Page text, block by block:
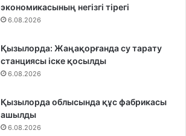
экономикасының негізгі тірегі
6.08.2026
Қызылорда: Жаңақорғанда су тарату
станциясы іске қосылды
6.08.2026
Қызылорда облысында құс фабрикасы
ашылды
6.08.2026